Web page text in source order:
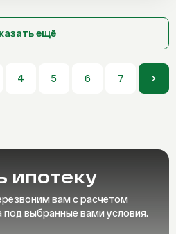
4 5 6 7 8
ещё
ипотеку
вам с расчетом
выбранные вами условия.